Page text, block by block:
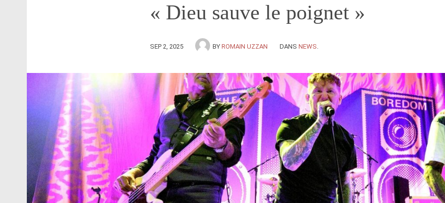
« Dieu sauve le poignet »
SEP 2, 2025 BY ROMAIN UZZAN DANS NEWS